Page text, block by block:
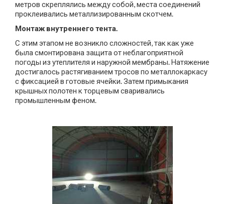
метров скреплялись между собой, места соединений
проклеивались металлизированным скотчем.
Монтаж внутреннего тента.
С этим этапом не возникло сложностей, так как уже
была смонтирована защита от неблагоприятной
погоды из утеплителя и наружной мембраны. Натяжение
достигалось растягиванием тросов по металлокаркасу
с фиксацией в готовые ячейки. Затем примыкания
крышных полотен к торцевым сваривались
промышленным феном.